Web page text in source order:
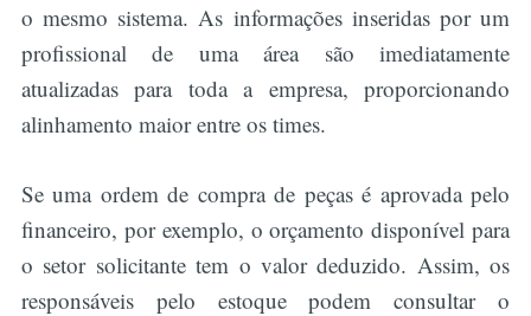
o mesmo sistema. As informações inseridas por um
profissional de uma área são imediatamente
atualizadas para toda a empresa, proporcionando
alinhamento maior entre os times.
Se uma ordem de compra de peças é aprovada pelo
financeiro, por exemplo, o orçamento disponível para
o setor solicitante tem o valor deduzido. Assim, os
responsáveis pelo estoque podem consultar o